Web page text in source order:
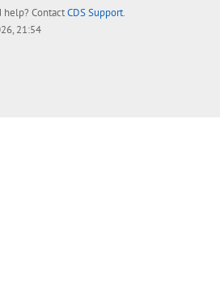
help? ContactCDS Support.
21:54